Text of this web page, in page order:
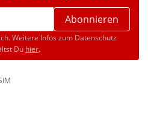
Abonnieren
Weitere Infos zum Datenschutz
Du hier.